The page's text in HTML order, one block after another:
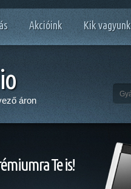
Akcióink Kik vagyunk
áron
Te is!